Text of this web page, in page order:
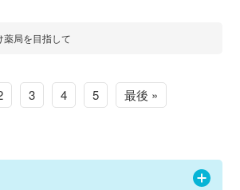
薬局を目指して
3 4 5 最後 »